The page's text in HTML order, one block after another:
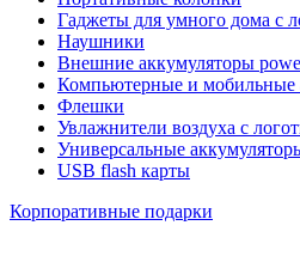
Гаджеты для умного дома с
Наушники
Внешние аккумуляторы
Компьютерные и мобильные
Флешки
Увлажнители воздуха с
Универсальные
USB flash карты
Корпоративные подарки